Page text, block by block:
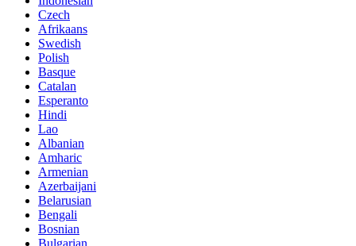
Czech
Afrikaans
Swedish
Polish
Basque
Catalan
Esperanto
Hindi
Lao
Albanian
Amharic
Armenian
Azerbaijani
Belarusian
Bengali
Bosnian
Bulgarian